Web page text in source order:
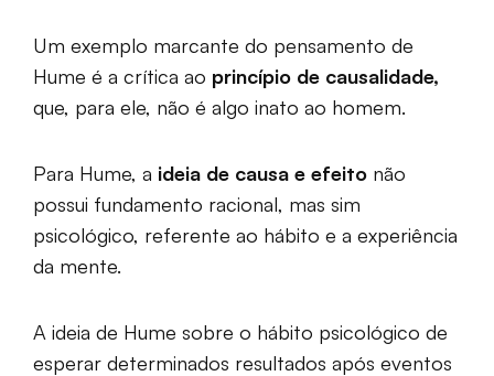
Um exemplo marcante do pensamento de
Hume é a crítica ao princípio de causalidade,
que, para ele, não é algo inato ao homem.
Para Hume, a ideia de causa e efeito não
possui fundamento racional, mas sim
psicológico, referente ao hábito e a experiência
da mente.
A ideia de Hume sobre o hábito psicológico de
esperar determinados resultados após eventos